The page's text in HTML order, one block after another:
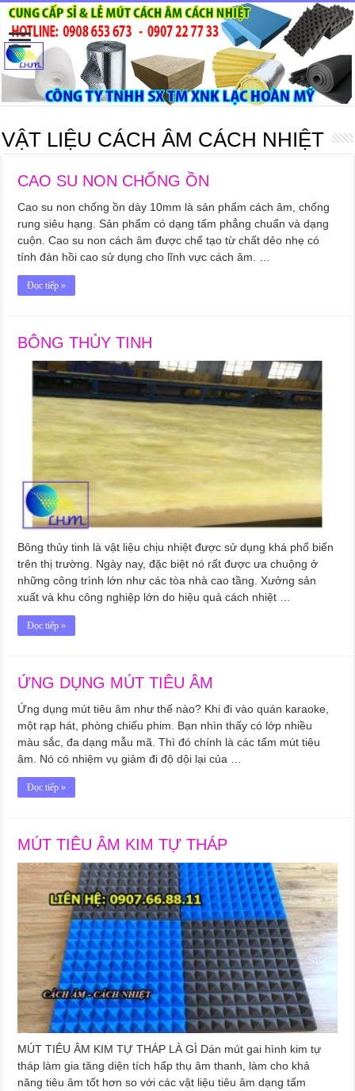
VẬT LIỆU CÁCH ÂM CÁCH NHIỆT
CAO SU NON CHỐNG ỒN
Cao su non chống ồn dày 10mm là sản phẩm cách âm, chống
rung siêu hạng. Sản phẩm có dạng tấm phẳng chuẩn và dạng
cuộn. Cao su non cách âm được chế tạo từ chất dẻo nhẹ có
tính đàn hồi cao sử dụng cho lĩnh vực cách âm. …
Đọc tiếp »
BÔNG THỦY TINH
Bông thủy tinh là vật liệu chịu nhiệt được sử dụng khá phổ biến
trên thị trường. Ngày nay, đặc biệt nó rất được ưa chuộng ở
những công trình lớn như các tòa nhà cao tầng. Xưởng sản
xuất và khu công nghiệp lớn do hiệu quả cách nhiệt …
Đọc tiếp »
ỨNG DỤNG MÚT TIÊU ÂM
Ứng dụng mút tiêu âm như thế nào? Khi đi vào quán karaoke,
một rạp hát, phòng chiếu phim. Bạn nhìn thấy có lớp nhiều
màu sắc, đa dạng mẫu mã. Thì đó chính là các tấm mút tiêu
âm. Nó có nhiệm vụ giảm đi độ dội lại của …
Đọc tiếp »
MÚT TIÊU ÂM KIM TỰ THÁP
MÚT TIÊU ÂM KIM TỰ THÁP LÀ GÌ Dán mút gai hình kim tự
tháp làm gia tăng diện tích hấp thụ âm thanh, làm cho khả
năng tiêu âm tốt hơn so với các vật liệu tiêu âm dạng tấm